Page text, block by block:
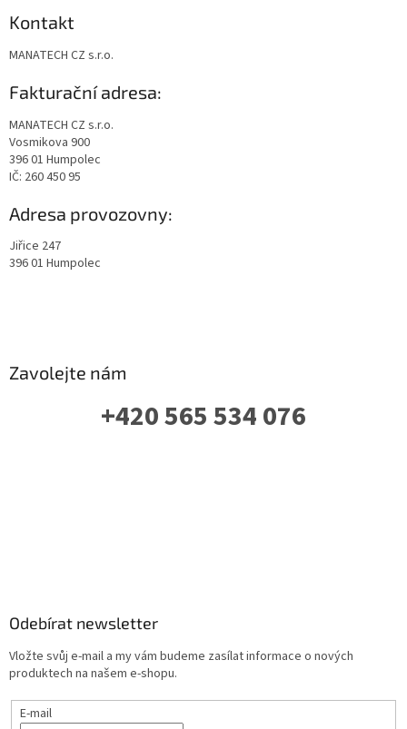
Kontakt
MANATECH CZ s.r.o.
Fakturační adresa:
MANATECH CZ s.r.o.
Vosmikova 900
396 01 Humpolec
IČ: 260 450 95
Adresa provozovny:
Jiřice 247
396 01 Humpolec
Zavolejte nám
+420 565 534 076
Odebírat newsletter
Vložte svůj e-mail a my vám budeme zasílat informace o nových
produktech na našem e-shopu.
E-mail